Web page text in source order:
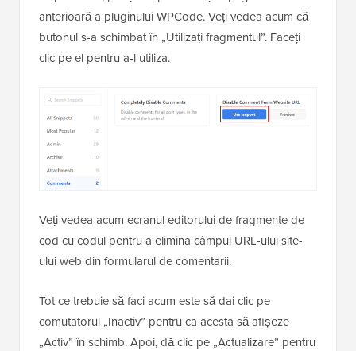
anterioară a pluginului WPCode. Veți vedea acum că
butonul s-a schimbat în „Utilizați fragmentul”. Faceți
clic pe el pentru a-l utiliza.
Veți vedea acum ecranul editorului de fragmente de
cod cu codul pentru a elimina câmpul URL-ului site-
ului web din formularul de comentarii.
Tot ce trebuie să faci acum este să dai clic pe
comutatorul „Inactiv” pentru ca acesta să afișeze
„Activ” în schimb. Apoi, dă clic pe „Actualizare” pentru